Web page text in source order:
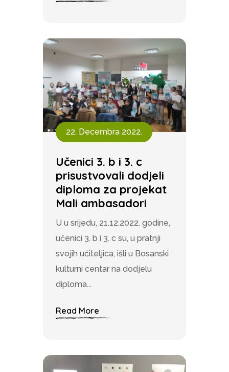
22. Decembra 2022.
Učenici 3. b i 3. c
prisustvovali dodjeli
diploma za projekat
Mali ambasadori
U u srijedu, 21.12.2022. godine,
učenici 3. b i 3. c su, u pratnji
svojih učiteljica, išli u Bosanski
kulturni centar na dodjelu
diploma...
Read More